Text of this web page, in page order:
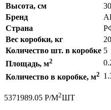
Высота, см
30
Бренд
Страна
Вес коробки, кг
20
Количество шт. в коробке 5
Площадь, м2
Количество в коробке, м2
5371989.05 Р/М2ШТ